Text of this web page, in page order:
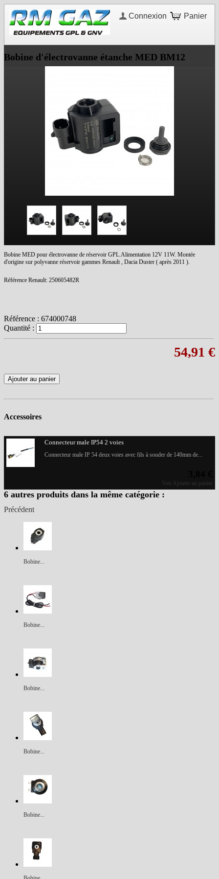
Panier
Connexion
Bobine d'électrovanne étanche MED BM12
Bobine MED pour électrovanne de réservoir GPL.Alimentation 12V 11W. Montée
d'origine sur polyvanne réservoir gammes Renault , Dacia Duster ( après 2011 ).
Référence Renault: 250605482R
Référence : 674000748
Quantité :
54,91 €
Ajouter au panier
Accessoires
Connecteur male IP54 2 voies
Connecteur male IP 54 deux voies avec fils à souder de 140mm de...
Voir Ajouter au panier
6 autres produits dans la même catégorie :
Précédent
Bobine...
Bobine...
Bobine...
Bobine...
Bobine...